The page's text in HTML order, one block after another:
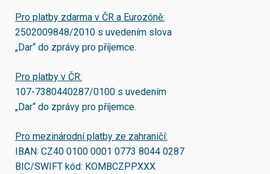
Pro platby zdarma v ČR a Eurozóně:
2502009848/2010 s uvedením slova
„Dar“ do zprávy pro příjemce.
Pro platby v ČR:
107-7380440287/0100 s uvedením
„Dar“ do zprávy pro příjemce.
Pro mezinárodní platby ze zahraničí:
IBAN: CZ40 0100 0001 0773 8044 0287
BIC/SWIFT kód: KOMBCZPPXXX